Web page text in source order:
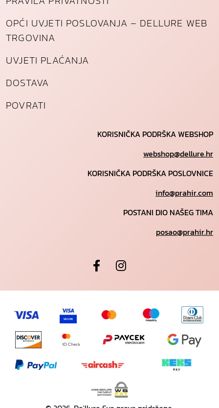
OPĆI UVJETI POSLOVANJA – DELLURE WEB
TRGOVINA
UVJETI PLAĆANJA
DOSTAVA
POVRATI
KORISNIČKA PODRŠKA WEBSHOP
webshop@dellure.hr
KORISNIČKA PODRŠKA POSLOVNICE
info@prahir.com
POSTANI DIO NAŠEG TIMA
posao@prahir.hr